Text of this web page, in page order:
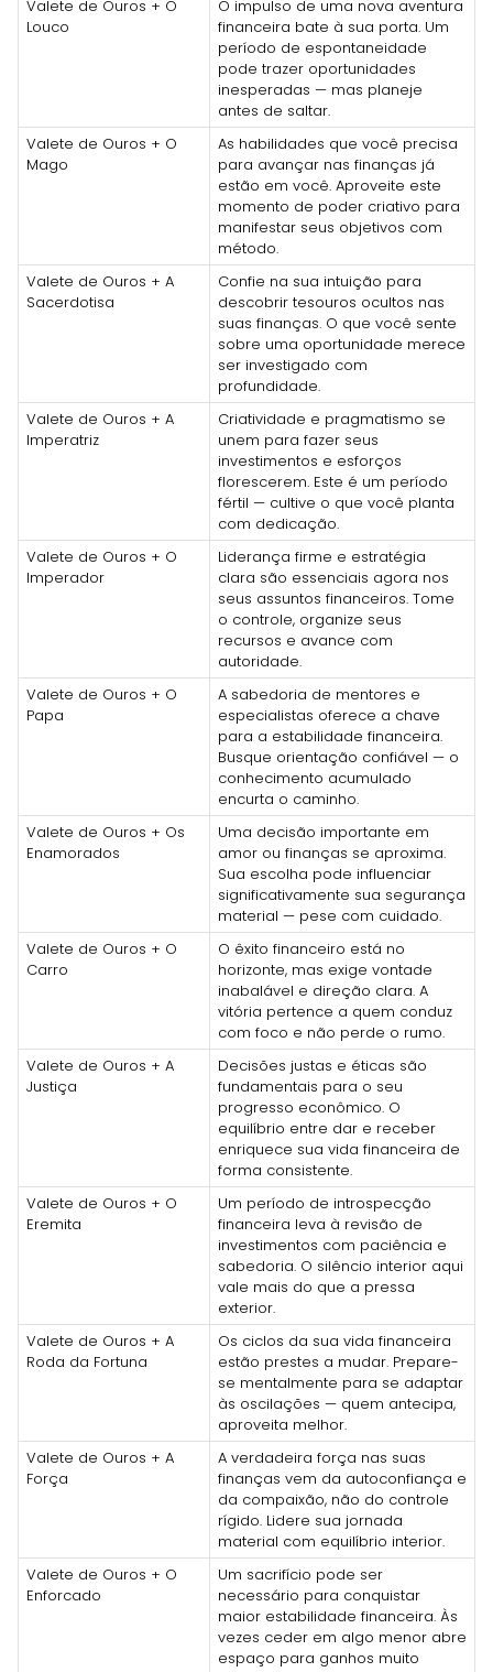
Valete de Ouros + O
Louco
O impulso de uma nova aventura
financeira bate à sua porta. Um
período de espontaneidade
pode trazer oportunidades
inesperadas — mas planeje
antes de saltar.
Valete de Ouros + O
Mago
As habilidades que você precisa
para avançar nas finanças já
estão em você. Aproveite este
momento de poder criativo para
manifestar seus objetivos com
método.
Valete de Ouros + A
Sacerdotisa
Confie na sua intuição para
descobrir tesouros ocultos nas
suas finanças. O que você sente
sobre uma oportunidade merece
ser investigado com
profundidade.
Valete de Ouros + A
Imperatriz
Criatividade e pragmatismo se
unem para fazer seus
investimentos e esforços
florescerem. Este é um período
fértil — cultive o que você planta
com dedicação.
Valete de Ouros + O
Imperador
Liderança firme e estratégia
clara são essenciais agora nos
seus assuntos financeiros. Tome
o controle, organize seus
recursos e avance com
autoridade.
Valete de Ouros + O
Papa
A sabedoria de mentores e
especialistas oferece a chave
para a estabilidade financeira.
Busque orientação confiável — o
conhecimento acumulado
encurta o caminho.
Valete de Ouros + Os
Enamorados
Uma decisão importante em
amor ou finanças se aproxima.
Sua escolha pode influenciar
significativamente sua segurança
material — pese com cuidado.
Valete de Ouros + O
Carro
O êxito financeiro está no
horizonte, mas exige vontade
inabalável e direção clara. A
vitória pertence a quem conduz
com foco e não perde o rumo.
Valete de Ouros + A
Justiça
Decisões justas e éticas são
fundamentais para o seu
progresso econômico. O
equilíbrio entre dar e receber
enriquece sua vida financeira de
forma consistente.
Valete de Ouros + O
Eremita
Um período de introspecção
financeira leva à revisão de
investimentos com paciência e
sabedoria. O silêncio interior aqui
vale mais do que a pressa
exterior.
Valete de Ouros + A
Roda da Fortuna
Os ciclos da sua vida financeira
estão prestes a mudar. Prepare-
se mentalmente para se adaptar
às oscilações — quem antecipa,
aproveita melhor.
Valete de Ouros + A
Força
A verdadeira força nas suas
finanças vem da autoconfiança e
da compaixão, não do controle
rígido. Lidere sua jornada
material com equilíbrio interior.
Valete de Ouros + O
Enforcado
Um sacrifício pode ser
necessário para conquistar
maior estabilidade financeira. Às
vezes ceder em algo menor abre
espaço para ganhos muito